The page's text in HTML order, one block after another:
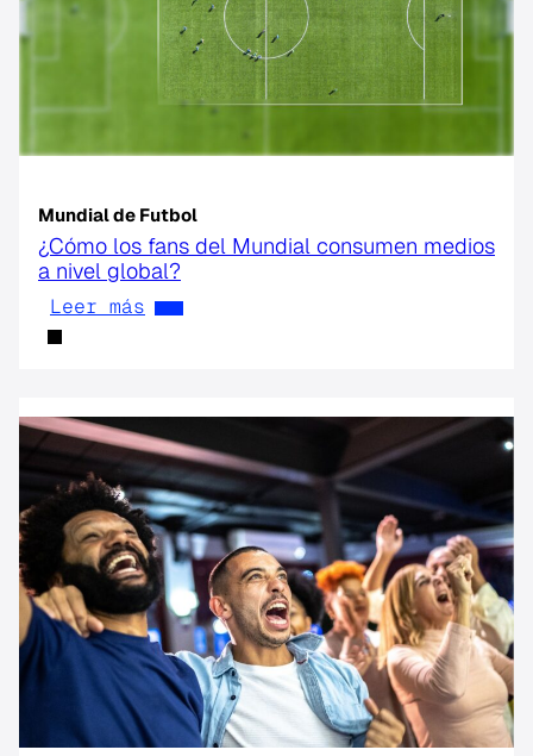
Mundial de Futbol
¿Cómo los fans del Mundial consumen medios
a nivel global?
Leer más